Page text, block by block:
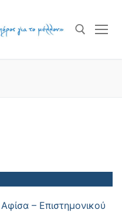
– Επιστημονικού